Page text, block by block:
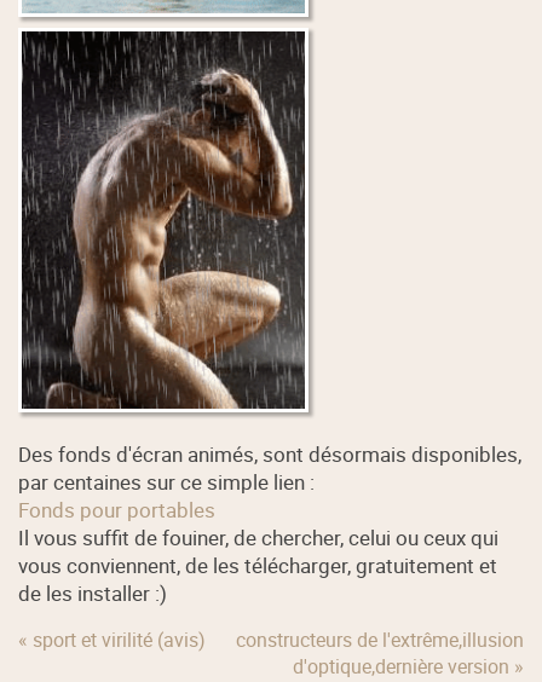
Des fonds d'écran animés, sont désormais disponibles,
par centaines sur ce simple lien :
Fonds pour portables
Il vous suffit de fouiner, de chercher, celui ou ceux qui
vous conviennent, de les télécharger, gratuitement et
de les installer :)
« sport et virilité (avis)
constructeurs de l'extrême,illusion
d'optique,dernière version »